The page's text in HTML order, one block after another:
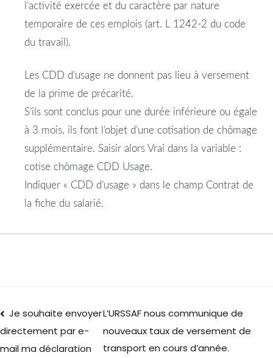
l’activité exercée et du caractère par nature
temporaire de ces emplois (art. L 1242-2 du code
du travail).
Les CDD d’usage ne donnent pas lieu à versement
de la prime de précarité.
S’ils sont conclus pour une durée inférieure ou égale
à 3 mois, ils font l’objet d’une cotisation de chômage
supplémentaire. Saisir alors Vrai dans la variable :
cotise chômage CDD Usage.
Indiquer « CDD d’usage » dans le champ Contrat de
la fiche du salarié.
Je souhaite envoyer
directement par e-
mail ma déclaration
L’URSSAF nous communique de
nouveaux taux de versement de
transport en cours d’année.